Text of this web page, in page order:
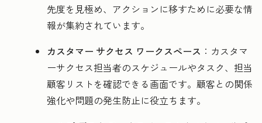
先度を見極め、アクションに移すために必要な情
報が集約されています。
カスタマー サクセス ワークスペース ：カスタマ
ーサクセス担当者のスケジュールやタスク、担当
顧客リストを確認できる画面です。顧客との関係
強化や問題の発生防止に役立ちます。